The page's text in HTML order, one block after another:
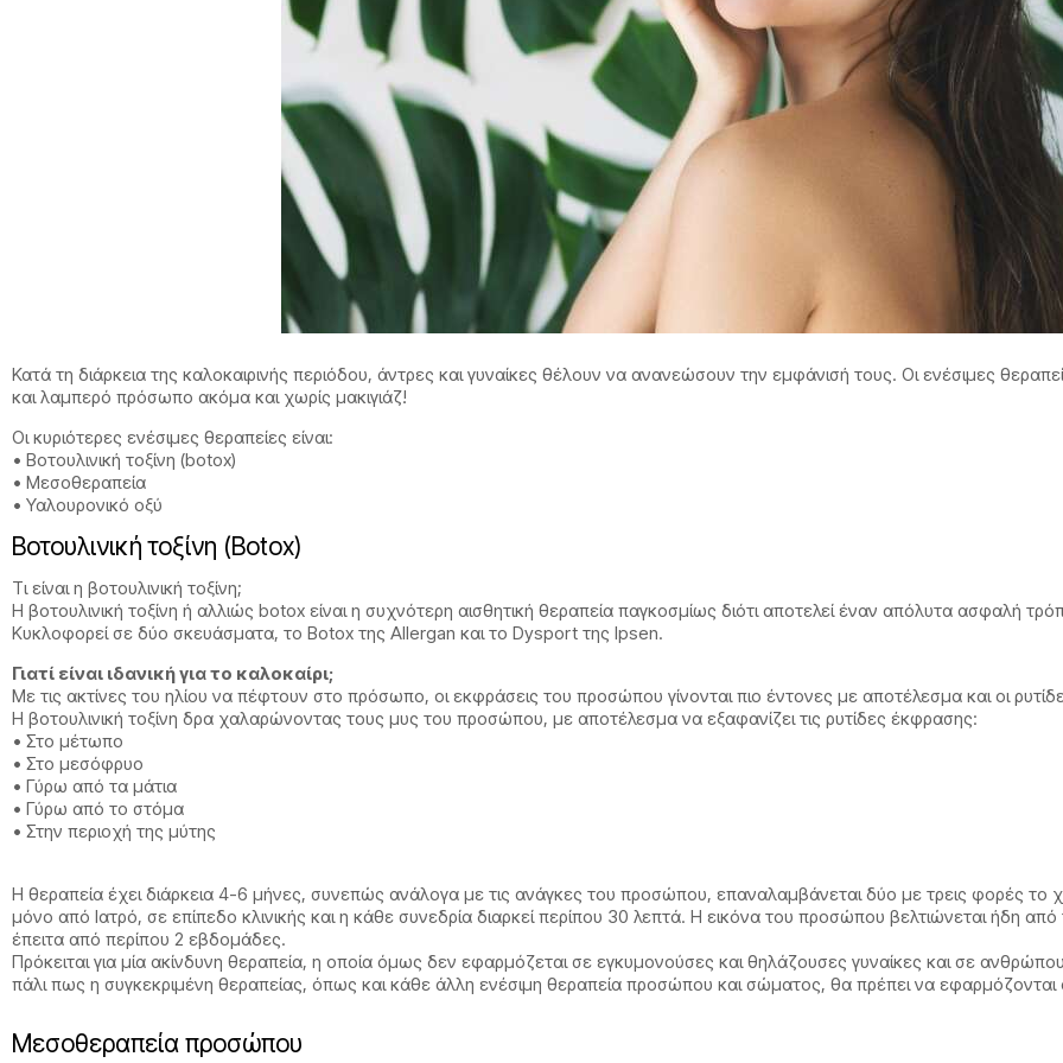
Κατά τη διάρκεια της καλοκαιρινής περιόδου, άντρες και γυναίκες θέλουν να ανανεώσουν την εμφάνισή τους. Οι ενέσιμες
και λαμπερό πρόσωπο ακόμα και χωρίς μακιγιάζ!
Οι κυριότερες ενέσιμες θεραπείες είναι:
• Βοτουλινική τοξίνη (botox)
• Μεσοθεραπεία
• Υαλουρονικό οξύ
Βοτουλινική τοξίνη (Botox)
Τι είναι η βοτουλινική τοξίνη;
Η βοτουλινική τοξίνη ή αλλιώς botox είναι η συχνότερη αισθητική θεραπεία παγκοσμίως διότι αποτελεί έναν απόλυτα ασφαλή
Κυκλοφορεί σε δύο σκευάσματα, το Botox της Allergan και το Dysport της Ipsen.
Γιατί είναι ιδανική για το καλοκαίρι;
Με τις ακτίνες του ηλίου να πέφτουν στο πρόσωπο, οι εκφράσεις του προσώπου γίνονται πιο έντονες με αποτέλεσμα και οι
Η βοτουλινική τοξίνη δρα χαλαρώνοντας τους μυς του προσώπου, με αποτέλεσμα να εξαφανίζει τις ρυτίδες έκφρασης:
• Στο μέτωπο
• Στο μεσόφρυο
• Γύρω από τα μάτια
• Γύρω από το στόμα
• Στην περιοχή της μύτης
Η θεραπεία έχει διάρκεια 4-6 μήνες, συνεπώς ανάλογα με τις ανάγκες του προσώπου, επαναλαμβάνεται δύο με τρεις φορές το
μόνο από Ιατρό, σε επίπεδο κλινικής και η κάθε συνεδρία διαρκεί περίπου 30 λεπτά. Η εικόνα του προσώπου βελτιώνεται ήδη
έπειτα από περίπου 2 εβδομάδες.
Πρόκειται για μία ακίνδυνη θεραπεία, η οποία όμως δεν εφαρμόζεται σε εγκυμονούσες και θηλάζουσες γυναίκες και σε
πάλι πως η συγκεκριμένη θεραπείας, όπως και κάθε άλλη ενέσιμη θεραπεία προσώπου και σώματος, θα πρέπει να εφαρμόζονται
Μεσοθεραπεία προσώπου